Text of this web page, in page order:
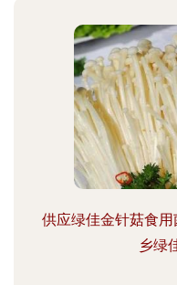
供应绿佳金针菇食
乡绿